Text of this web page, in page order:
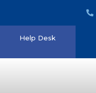
Help Desk